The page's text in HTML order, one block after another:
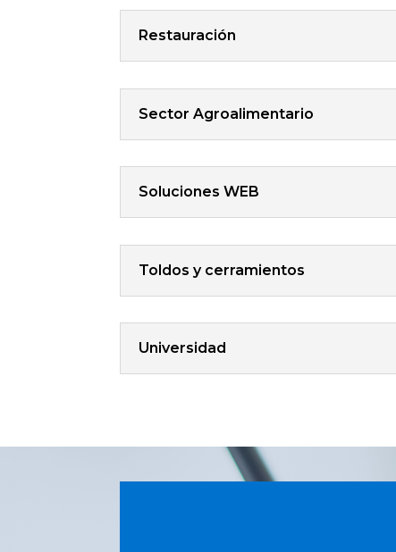
Restauración
Sector Agroalimentario
Soluciones WEB
Toldos y cerramientos
Universidad